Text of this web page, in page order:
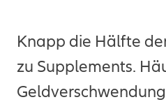
Knapp die Hälfte
zu Supplements.